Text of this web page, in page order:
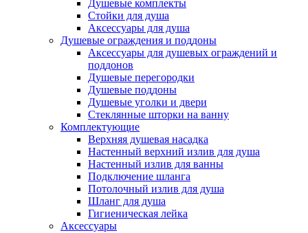
Душевые комплекты
Стойки для душа
Аксессуары для душа
Душевые ограждения и поддоны
Аксессуары для душевых ограждений и
поддонов
Душевые перегородки
Душевые поддоны
Душевые уголки и двери
Стеклянные шторки на ванну
Комплектующие
Верхняя душевая насадка
Настенный верхний излив для душа
Настенный излив для ванны
Подключение шланга
Потолочный излив для душа
Шланг для душа
Гигиеническая лейка
Аксессуары